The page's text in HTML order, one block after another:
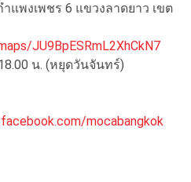
แพงเพชร 6 แขวงลาดยาว เขต
JU9BpESRmL2XhCkN7
น. (หยุดวันจันทร์)
mocabangkok